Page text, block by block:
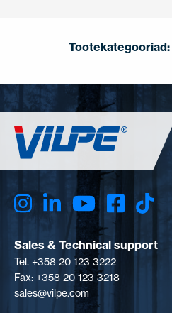
Tootekategooriad:
Sales & Technical support
Tel. +358 20 123 3222
Fax: +358 20 123 3218
sales@vilpe.com